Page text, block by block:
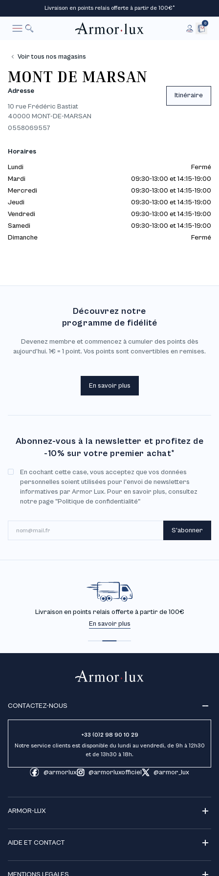
Livraison en points relais offerte à partir de 100€*
0
Voir tous nos magasins
MONT DE MARSAN
Adresse
10 rue Frédéric Bastiat
40000 MONT-DE-MARSAN
0558069557
Itinéraire
Horaires
Lundi
Fermé
Mardi
09:30-13:00 et 14:15-19:00
Mercredi
09:30-13:00 et 14:15-19:00
Jeudi
09:30-13:00 et 14:15-19:00
Vendredi
09:30-13:00 et 14:15-19:00
Samedi
09:30-13:00 et 14:15-19:00
Dimanche
Fermé
Abonnez-vous à la newsletter et profitez de
-10% sur votre premier achat*
En cochant cette case, vous acceptez que vos données
personnelles soient utilisées pour l'envoi de newsletters
informatives par Armor Lux. Pour en savoir plus, consultez
notre page "Politique de confidentialité"
S'abonner
Découvrez notre
programme de fidélité
Devenez membre et commencez à cumuler des points dès
aujourd’hui. 1€ = 1 point. Vos points sont convertibles en remises.
En savoir plus
Livraison en points relais offerte à partir de 100€
En savoir plus
CONTACTEZ-NOUS
+33 (0)2 98 90 10 29
Notre service clients est disponible du lundi au vendredi, de 9h à 12h30
et de 13h30 à 18h.
@armorlux @armorluxofficiel @armor_lux
ARMOR-LUX
AIDE ET CONTACT